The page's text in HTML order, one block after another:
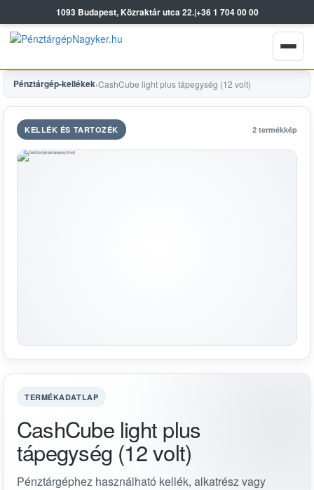
1093 Budapest, Közraktár utca 22.|+36 1 704 00 00
Pénztárgép-kellékek›CashCube light plus tápegység (12 volt)
KELLÉK ÉS TARTOZÉK 2 termékkép
TERMÉKADATLAP
CashCube light plus
tápegység (12 volt)
Pénztárgéphez használható kellék, alkatrész vagy